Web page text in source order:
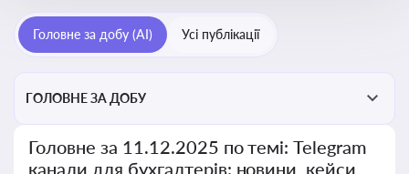
корисні лайфхаки для ведення бухгалтерії
Головне за добу (AI) Усі публікації
ГОЛОВНЕ ЗА ДОБУ
Головне за 11.12.2025 по темі: Telegram
канали для бухгалтерів: новини, кейси,